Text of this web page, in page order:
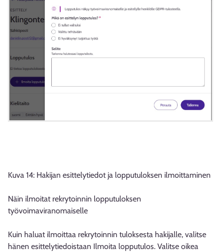
Kuva 14: Hakijan esittelytiedot ja lopputuloksen ilmoittaminen
Näin ilmoitat rekrytoinnin lopputuloksen
työvoimaviranomaiselle
Kuin haluat ilmoittaa rekrytoinnin tuloksesta hakijalle, valitse
hänen esittelytiedoistaan Ilmoita lopputulos. Valitse oikea